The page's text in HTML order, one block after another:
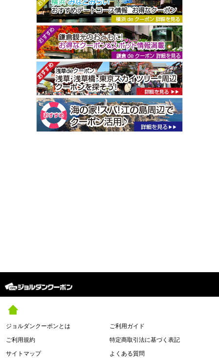
ジョルダンクーポンとは
ご利用ガイド
ご利用規約
特定商取引法に基づく表記
サイトマップ
よくある質問